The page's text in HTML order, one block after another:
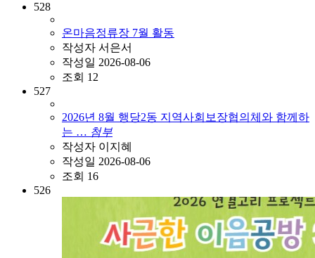
528
온마음정류장 7월 활동
작성자 서은서
작성일 2026-08-06
조회 12
527
2026년 8월 행당2동 지역사회보장협의체와 함께하
는 … 첨부
작성자 이지혜
작성일 2026-08-06
조회 16
526